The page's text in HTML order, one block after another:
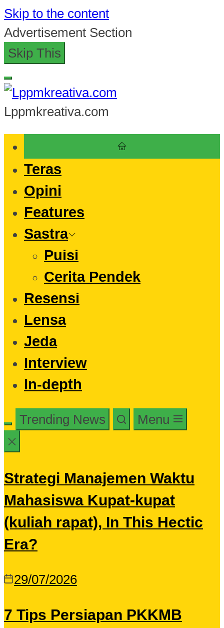
Skip to the content
Advertisement Section
Skip This
Lppmkreativa.com
Teras
Opini
Features
Sastra
Puisi
Cerita Pendek
Resensi
Lensa
Jeda
Interview
In-depth
Trending News Menu
Strategi Manajemen Waktu
Mahasiswa Kupat-kupat
(kuliah rapat), In This Hectic
Era?
29/07/2026
7 Tips Persiapan PKKMB